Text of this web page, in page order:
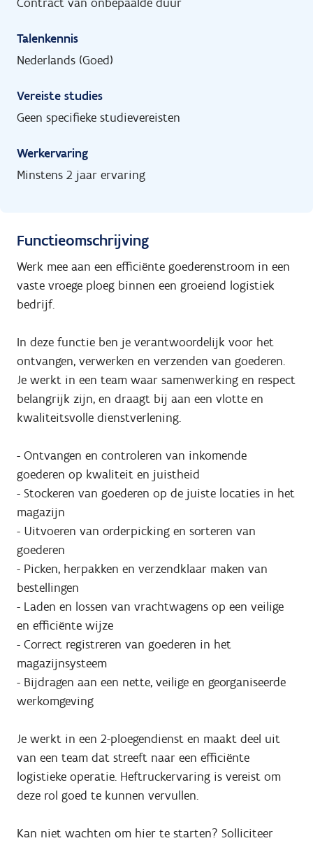
Talenkennis
Nederlands (Goed)
Vereiste studies
Geen specifieke studievereisten
Werkervaring
Minstens 2 jaar ervaring
Functieomschrijving
Werk mee aan een efficiënte goederenstroom in een
vaste vroege ploeg binnen een groeiend logistiek
bedrijf.
In deze functie ben je verantwoordelijk voor het
ontvangen, verwerken en verzenden van goederen.
Je werkt in een team waar samenwerking en respect
belangrijk zijn, en draagt bij aan een vlotte en
kwaliteitsvolle dienstverlening.
- Ontvangen en controleren van inkomende
goederen op kwaliteit en juistheid
- Stockeren van goederen op de juiste locaties in het
magazijn
- Uitvoeren van orderpicking en sorteren van
goederen
- Picken, herpakken en verzendklaar maken van
bestellingen
- Laden en lossen van vrachtwagens op een veilige
en efficiënte wijze
- Correct registreren van goederen in het
magazijnsysteem
- Bijdragen aan een nette, veilige en georganiseerde
werkomgeving
Je werkt in een 2-ploegendienst en maakt deel uit
van een team dat streeft naar een efficiënte
logistieke operatie. Heftruckervaring is vereist om
deze rol goed te kunnen vervullen.
Kan niet wachten om hier te starten? Solliciteer